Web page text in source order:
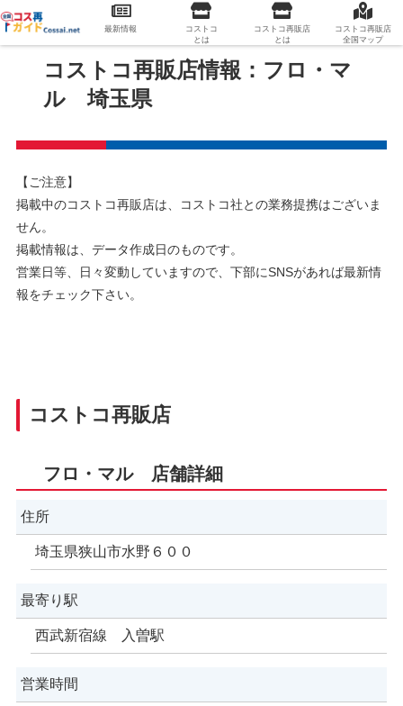
コストコ再販店情報：フロ・マ
ル 埼玉県
【ご注意】
掲載中のコストコ再販店は、コストコ社との業務提携はございま
せん。
掲載情報は、データ作成日のものです。
営業日等、日々変動していますので、下部にSNSがあれば最新情
報をチェック下さい。
コストコ再販店
フロ・マル 店舗詳細
住所
埼玉県狭山市水野６００
最寄り駅
西武新宿線 入曽駅
営業時間
最新情報
コストコ
とは
コストコ再販店
とは
コストコ再販店
全国マップ